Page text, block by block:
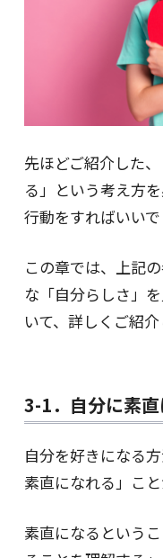
先ほどご紹介した
る」という考え方
行動をすればいい
この章では、上記
な「自分らしさ」
いて、詳しくご紹介
3-1．自分に素
自分を好きになる
素直になれる」こと
素直になるという